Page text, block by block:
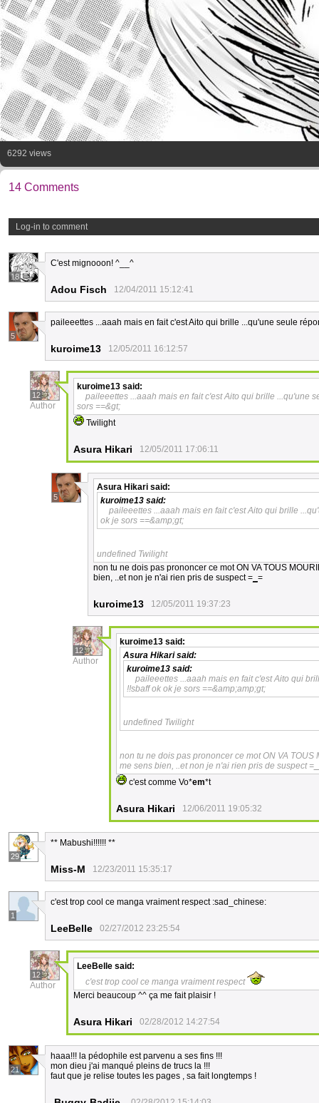
6292 views
14 Comments
Log-in to comment
18
C'est mignooon! ^__^
Adou Fisch 12/04/2011 15:12:41
5
paileeettes ...aaah mais en fait c'est Aito qui brille ...qu'une seule
kuroime13 12/05/2011 16:12:57
12
Author
kuroime13 said:
paileeettes ...aaah mais en fait c'est Aito qui brille ...qu'une
sors ==&gt;
Twilight
Asura Hikari 12/05/2011 17:06:11
5
Asura Hikari said:
kuroime13 said:
paileeettes ...aaah mais en fait c'est Aito qui brille
ok je sors ==&amp;gt;
undefined Twilight
non tu ne dois pas prononcer ce mot ON VA TOUS
bien, ..et non je n'ai rien pris de suspect = =
kuroime13 12/05/2011 19:37:23
12
Author
kuroime13 said:
Asura Hikarisaid:
kuroime13 said:
paileeettes ...aaah mais en fait c'est Aito qui
!!sbaffok ok je sors ==&amp;amp;gt;
undefined Twilight
non tu ne dois pas prononcer ce mot ON VA
me sens bien, ..et non je n'ai rien pris de suspect =
c'est comme Vo*em*t
Asura Hikari 12/06/2011 19:05:32
29
** Mabushi!!!!!! **
Miss-M 12/23/2011 15:35:17
1
c'est trop cool ce manga vraiment respect :sad_chinese:
LeeBelle 02/27/2012 23:25:54
12
Author
LeeBelle said:
c'est trop cool ce manga vraiment respect
Merci beaucoup ^^ ça me fait plaisir !
Asura Hikari 02/28/2012 14:27:54
21
haaa!!! la pédophile est parvenu a ses fins !!!
mon dieu j'ai manqué pleins de trucs la !!!
faut que je relise toutes les pages , sa fait longtemps !